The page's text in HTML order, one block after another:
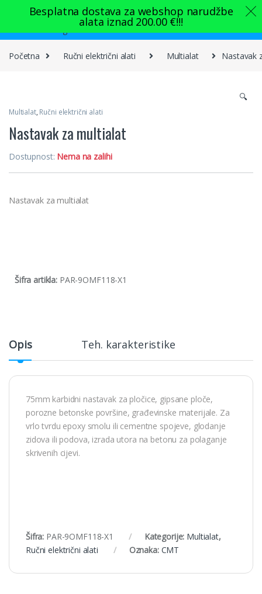
Skip to navigation
Skip to content
Početna Ručni električni alati Multialat Nastavak
🔍
Multialat, Ručni električni alati
Nastavak za multialat
Dostupnost: Nema na zalihi
Nastavak za multialat
Šifra artikla: PAR-9OMF118-X1
Opis Teh. karakteristike
75mm karbidni nastavak za pločice, gipsane ploče,
porozne betonske površine, građevinske materijale. Za
vrlo tvrdu epoxy smolu ili cementne spojeve, glodanje
zidova ili podova, izrada utora na betonu za polaganje
skrivenih cijevi.
Šifra: PAR-9OMF118-X1 Kategorije: Multialat,
Ručni električni alati
Oznaka: CMT
Besplatna dostava za webshop narudžbe
alata iznad 200.00 €!!!